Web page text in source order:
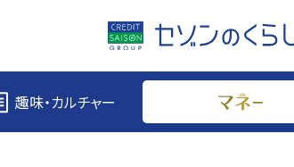
趣味・カルチャー